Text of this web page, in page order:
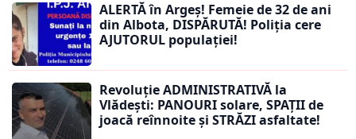
ALERTĂ în Argeș! Femeie de 32 de ani
din Albota, DISPĂRUTĂ! Poliția cere
AJUTORUL populației!
Revoluție ADMINISTRATIVĂ la
Vlădești: PANOURI solare, SPAȚII de
joacă reînnoite și STRĂZI asfaltate!